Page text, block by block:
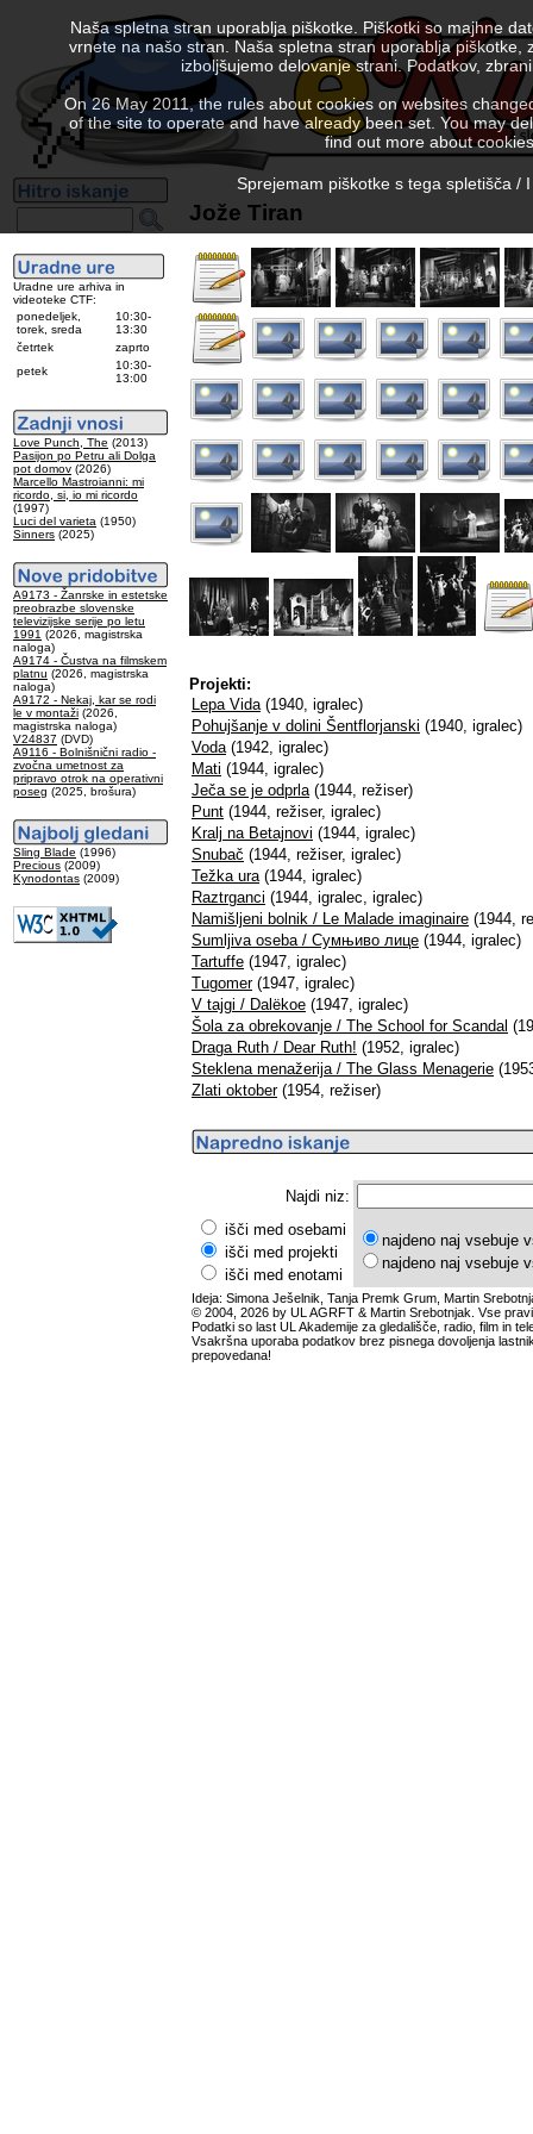
Uradne ure arhiva in
videoteke CTF:
ponedeljek,
torek, sreda
10:30-
13:30
četrtek
zaprto
petek
10:30-
13:00
Love Punch, The (2013)
Pasijon po Petru ali Dolga
pot domov (2026)
Marcello Mastroianni: mi
ricordo, si, io mi ricordo
(1997)
Luci del varieta (1950)
Sinners (2025)
A9173 - Žanrske in estetske
preobrazbe slovenske
televizijske serije po letu
1991 (2026, magistrska
naloga)
A9174 - Čustva na filmskem
platnu (2026, magistrska
naloga)
A9172 - Nekaj, kar se rodi
le v montaži (2026,
magistrska naloga)
V24837 (DVD)
A9116 - Bolnišnični radio -
zvočna umetnost za
pripravo otrok na operativni
poseg (2025, brošura)
Sling Blade (1996)
Precious (2009)
Kynodontas (2009)
Jože Tiran
Projekti:
Lepa Vida(1940, igralec)
Pohujšanje v dolini Šentflorjanski (1940, igralec)
Voda(1942, igralec)
Mati (1944, igralec)
Ječa se je odprla(1944, režiser)
Punt (1944, režiser, igralec)
Kralj na Betajnovi (1944, igralec)
Snubač (1944, režiser, igralec)
Težka ura(1944, igralec)
Raztrganci (1944, igralec, igralec)
Namišljeni bolnik / Le Malade imaginaire (1944,
Sumljiva oseba / Сумњиво лице (1944, igralec)
Tartuffe (1947, igralec)
Tugomer(1947, igralec)
V tajgi / Dalëkoe (1947, igralec)
Šola za obrekovanje / The School for Scandal
Draga Ruth / Dear Ruth! (1952, igralec)
Steklena menažerija / The Glass Menagerie
Zlati oktober(1954, režiser)
Najdi niz:
išči med osebami
išči med projekti
išči med enotami
najdeno naj vsebuje
najdeno naj vsebuje
Ideja: Simona Ješelnik, Tanja Premk Grum, Martin
© 2004, 2026 by UL AGRFT & Martin Srebotnjak. Vse
Podatki so last UL Akademije za gledališče, radio, film in
Vsakršna uporaba podatkov brez pisnega dovoljenja
prepovedana!
Naša spletna stran uporablja piškotke. Piškotki so majhne
vrnete na našo stran. Naša spletna stran uporablja
izboljšujemo delovanje strani. Podatkov,
On 26 May 2011, the rules about cookies on websites
of the site to operate and have already been set. You may
find out more about
Sprejemam piškotke s tega spletišča /